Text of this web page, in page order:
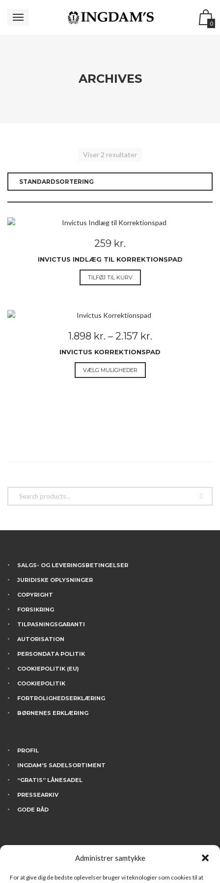
Administrer samtykke
For at give dig de bedste oplevelser bruger vi teknologier som cookies til at
0
ARCHIVES
Viser 2 resultater
259 kr.
INVICTUS INDLÆG TIL KORREKTIONSPAD
TILFØJ TIL KURV
1.898 kr. – 2.157 kr.Prisinterval:
til
INVICTUS KORREKTIONSPAD
VÆLG MULIGHEDER
vare
SALGS- OG LEVERINGSBETINGELSER
JURIDISKE OPLYSNINGER
COPYRIGHT
FORSIKRING
TILPASNINGSGARANTI
AUTORISATION
PERSONDATA POLITIK
COOKIEPOLITIK (EU)
COOKIEPOLITIK
FORTROLIGHEDSERKLÆRING
BØRNENES ERKLÆRING
PROFIL
INGDAM’S SADELSORTIMENT
“GRATIS” LÅNESADEL
PRESSEARKIV
GODE RÅD
KONTAKT
HVEM ER VI